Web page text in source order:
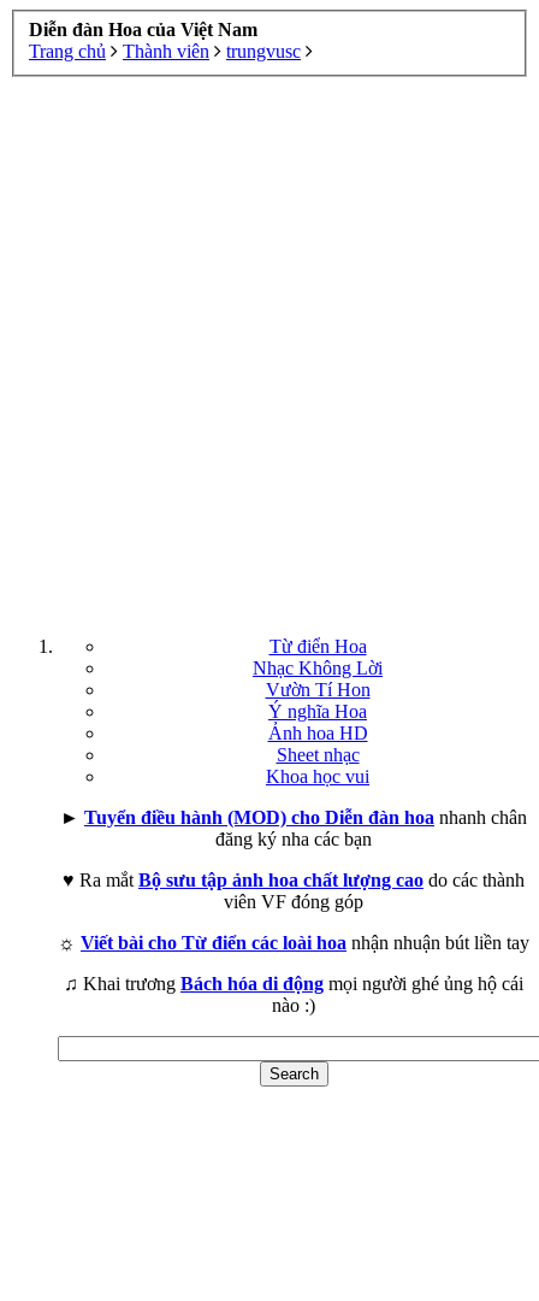
Diễn đàn Hoa của Việt Nam
Trang chủ
Thành viên trungvusc
Từ điển Hoa
Nhạc Không Lời
Vườn Tí Hon
Ý nghĩa Hoa
Ảnh hoa HD
Sheet nhạc
Khoa học vui
► Tuyển điều hành (MOD) cho Diễn đàn hoa nhanh chân
đăng ký nha các bạn
♥ Ra mắt Bộ sưu tập ảnh hoa chất lượng cao do các thành
viên VF đóng góp
☼ Viết bài cho Từ điển các loài hoa nhận nhuận bút liền tay
♫ Khai trương Bách hóa di động mọi người ghé ủng hộ cái
nào :)